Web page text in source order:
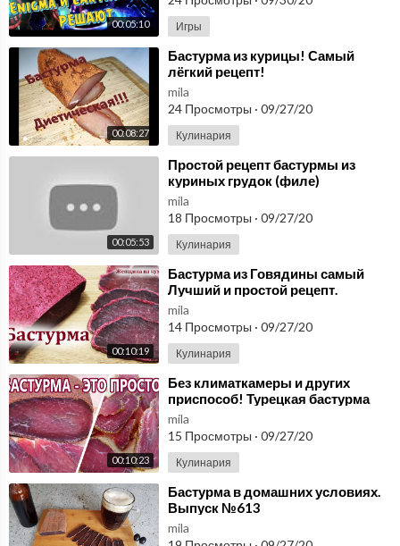
00:05:10 Игры
00:08:27
⁣Бастурма из курицы! Самый
лёгкий рецепт!
mila
24 Просмотры · 09/27/20
Кулинария
00:05:53
⁣Простой рецепт бастурмы из
куриных грудок (филе)
mila
18 Просмотры · 09/27/20
Кулинария
00:10:19
⁣Бастурма из Говядины самый
Лучший и простой рецепт.
Բաստուրմա, Basdırma, Pastırma
mila
14 Просмотры · 09/27/20
Кулинария
00:10:23
⁣Без климаткамеры и других
приспособ! Турецкая бастурма
(пастырма) народный рецепт|
(Домашняя колбаса)
mila
15 Просмотры · 09/27/20
Кулинария
⁣Бастурма в домашних условиях.
Выпуск №613
mila